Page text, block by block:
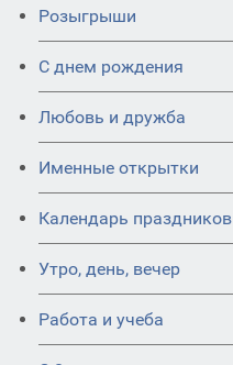
Розыгрыши
С днем рождения
Любовь и дружба
Именные открытки
Календарь праздников
Утро, день, вечер
Работа и учеба